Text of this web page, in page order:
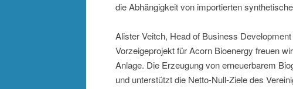
die Abhängigkeit von importierten
Alister Veitch, Head of Business
Vorzeigeprojekt für Acorn Bioenergy freuen
Anlage. Die Erzeugung von erneuerbarem
und unterstützt die Netto-Null-Ziele des